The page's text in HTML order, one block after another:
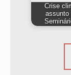
Crise
assunto